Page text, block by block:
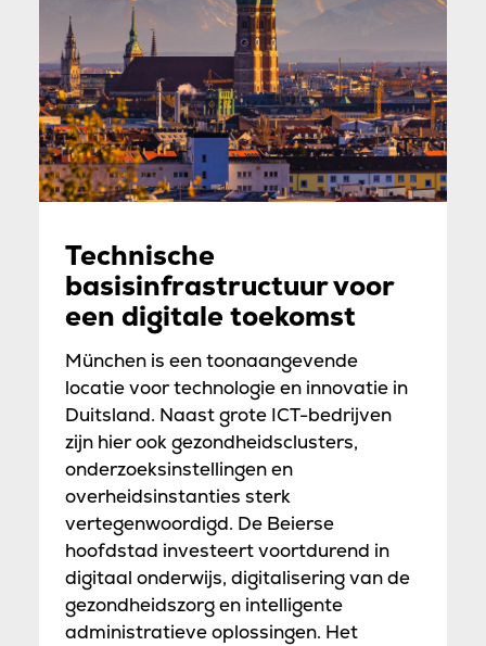
Technische
basisinfrastructuur voor
een digitale toekomst
München is een toonaangevende
locatie voor technologie en innovatie in
Duitsland. Naast grote ICT-bedrijven
zijn hier ook gezondheidsclusters,
onderzoeksinstellingen en
overheidsinstanties sterk
vertegenwoordigd. De Beierse
hoofdstad investeert voortdurend in
digitaal onderwijs, digitalisering van de
gezondheidszorg en intelligente
administratieve oplossingen. Het